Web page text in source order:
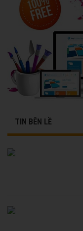
TIN BÊN LỀ